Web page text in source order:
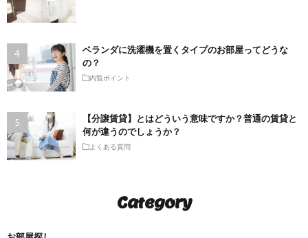
ベランダに洗濯機を置くタイプのお部屋ってどうな
の？
内覧ポイント
【分譲賃貸】とはどういう意味ですか？普通の賃貸と
何が違うのでしょうか？
よくある質問
Category